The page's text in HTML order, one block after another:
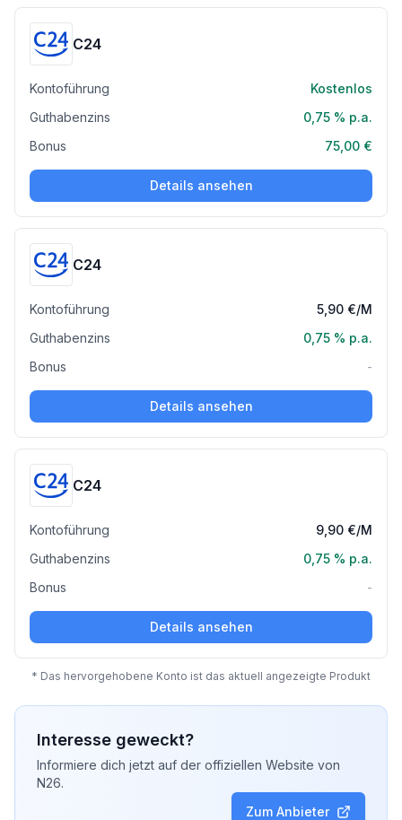
C24
Kontoführung
Kostenlos
Guthabenzins
0,75 % p.a.
Bonus
75,00 €
Details ansehen
C24
Kontoführung 5,90 €/M
Guthabenzins
0,75 % p.a.
Bonus
-
Details ansehen
C24
Kontoführung 9,90 €/M
Guthabenzins
0,75 % p.a.
Bonus
-
Details ansehen
* Das hervorgehobene Konto ist das aktuell angezeigte Produkt
Interesse geweckt?
Informiere dich jetzt auf der offiziellen Website von
N26.
Zum Anbieter